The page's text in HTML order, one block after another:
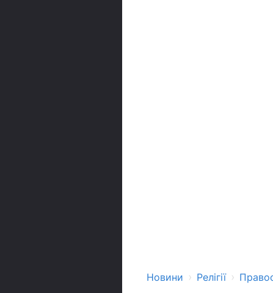
Новини › Релігії ›